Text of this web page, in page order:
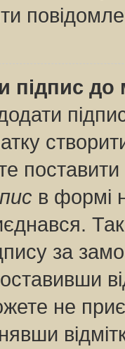
підпис
в формі
за
не